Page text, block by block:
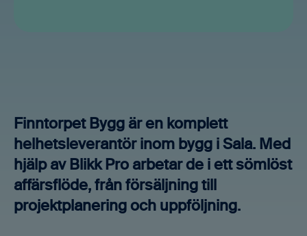
Finntorpet Bygg är en komplett
helhetsleverantör inom bygg i Sala. Med
hjälp av Blikk Pro arbetar de i ett sömlöst
affärsflöde, från försäljning till
projektplanering och uppföljning.